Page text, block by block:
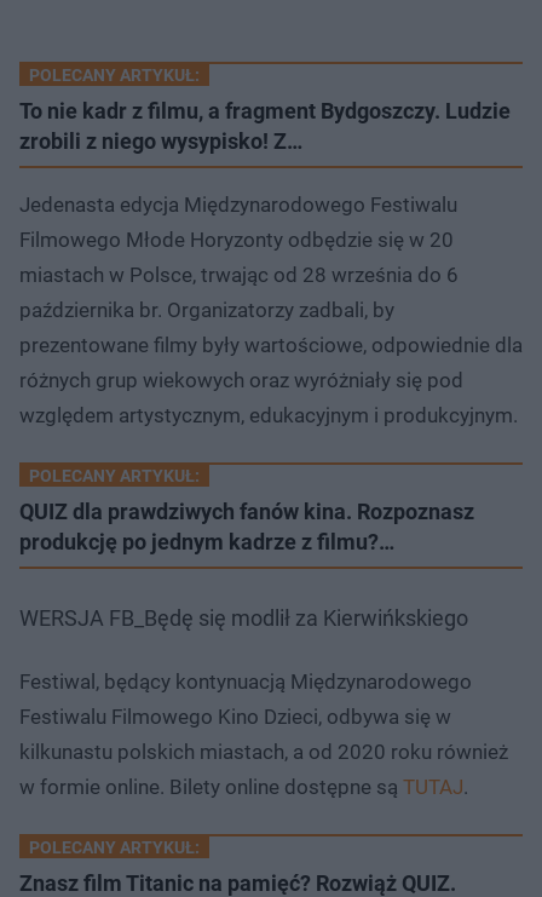
POLECANY ARTYKUŁ:
To nie kadr z filmu, a fragment Bydgoszczy. Ludzie
zrobili z niego wysypisko! Z…
Jedenasta edycja Międzynarodowego Festiwalu
Filmowego Młode Horyzonty odbędzie się w 20
miastach w Polsce, trwając od 28 września do 6
października br. Organizatorzy zadbali, by
prezentowane filmy były wartościowe, odpowiednie dla
różnych grup wiekowych oraz wyróżniały się pod
względem artystycznym, edukacyjnym i produkcyjnym.
POLECANY ARTYKUŁ:
QUIZ dla prawdziwych fanów kina. Rozpoznasz
produkcję po jednym kadrze z filmu?…
WERSJA FB_Będę się modlił za Kierwińkskiego
Festiwal, będący kontynuacją Międzynarodowego
Festiwalu Filmowego Kino Dzieci, odbywa się w
kilkunastu polskich miastach, a od 2020 roku również
w formie online. Bilety online dostępne są TUTAJ.
POLECANY ARTYKUŁ:
Znasz film Titanic na pamięć? Rozwiąż QUIZ.